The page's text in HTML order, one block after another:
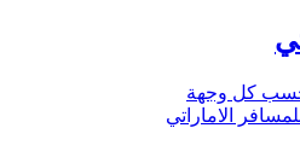
حسب كل وجهة
الاماراتي